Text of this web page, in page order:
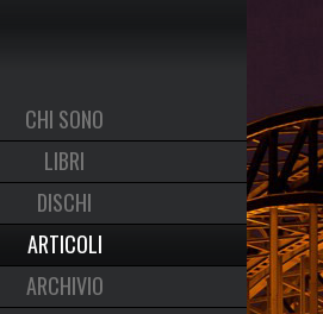
CHI SONO
LIBRI
DISCHI
ARTICOLI
ARCHIVIO